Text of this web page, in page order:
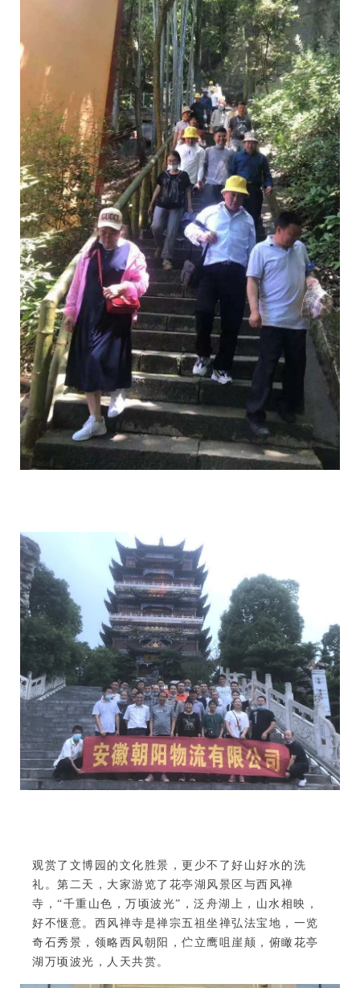
观赏了文博园的文化胜景，更少不了好山好水的洗
礼。第二天，大家游览了花亭湖风景区与西风禅
寺，“千重山色，万顷波光”，泛舟湖上，山水相映，
好不惬意。西风禅寺是禅宗五祖坐禅弘法宝地，一览
奇石秀景，领略西风朝阳，伫立鹰咀崖颠，俯瞰花亭
湖万顷波光，人天共赏。